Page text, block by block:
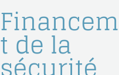
t de la